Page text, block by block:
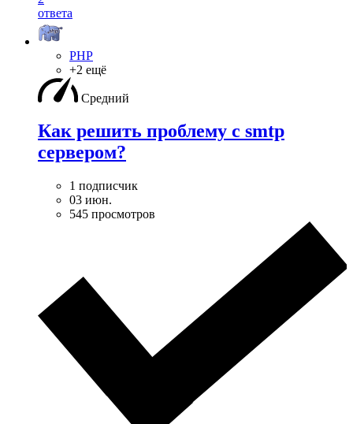
ответа
PHP
+2 ещё
Средний
Как решить проблему с smtp
сервером?
1 подписчик
03 июн.
545 просмотров